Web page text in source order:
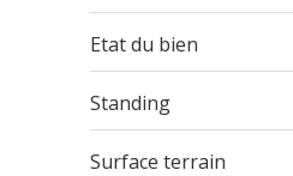
Etat du bien
Standing
Surface terrain